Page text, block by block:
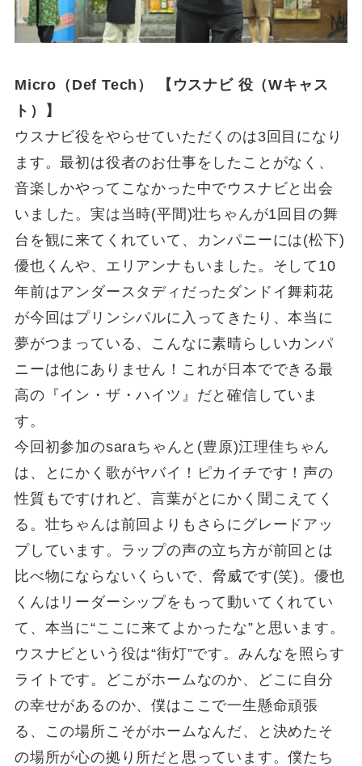
Micro（Def Tech） 【ウスナビ 役（Wキャス
ト）】
ウスナビ役をやらせていただくのは3回目になり
ます。最初は役者のお仕事をしたことがなく、
音楽しかやってこなかった中でウスナビと出会
いました。実は当時(平間)壮ちゃんが1回目の舞
台を観に来てくれていて、カンパニーには(松下)
優也くんや、エリアンナもいました。そして10
年前はアンダースタディだったダンドイ舞莉花
が今回はプリンシパルに入ってきたり、本当に
夢がつまっている、こんなに素晴らしいカンパ
ニーは他にありません！これが日本でできる最
高の『イン・ザ・ハイツ』だと確信していま
す。
今回初参加のsaraちゃんと(豊原)江理佳ちゃん
は、とにかく歌がヤバイ！ピカイチです！声の
性質もですけれど、言葉がとにかく聞こえてく
る。壮ちゃんは前回よりもさらにグレードアッ
プしています。ラップの声の立ち方が前回とは
比べ物にならないくらいで、脅威です(笑)。優也
くんはリーダーシップをもって動いてくれてい
て、本当に“ここに来てよかったな”と思います。
ウスナビという役は“街灯”です。みんなを照らす
ライトです。どこがホームなのか、どこに自分
の幸せがあるのか、僕はここで一生懸命頑張
る、この場所こそがホームなんだ、と決めたそ
の場所が心の拠り所だと思っています。僕たち